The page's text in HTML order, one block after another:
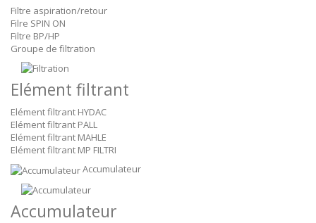
Filtre aspiration/retour
Filre SPIN ON
Filtre BP/HP
Groupe de filtration
Elément filtrant
Elément filtrant HYDAC
Elément filtrant PALL
Elément filtrant MAHLE
Elément filtrant MP FILTRI
Accumulateur
Accumulateur